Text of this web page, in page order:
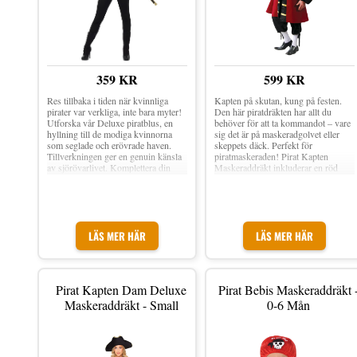
359 KR
LÄS MER HÄR
Res tillbaka i tiden när kvinnliga
pirater var verkliga, inte bara myter!
Utforska vår Deluxe piratblus, en
hyllning till de modiga kvinnorna
som seglade och erövrade haven.
Tillverkningen ger en genuin känsla
av sjörövarlivet. Komplettera din
dig i en tid av mod och äventyr.
Beställ redan nu och lev ut historien
på festen!
599 KR
LÄS MER HÄR
Kapten på skutan, kung på festen.
Den här piratdräkten har allt du
behöver för att ta kommandot – vare
sig det är på maskeradgolvet eller
skeppets däck. Perfekt för
piratmaskeraden! Pirat Kapten
Maskeraddräkt inkluderar en röd
krok för en komplett piratoutfit.
Material: Polyester Finns i storlek:
Small, Medium, X-Large & XX-
Pirat Kapten Dam Deluxe
Maskeraddräkt - Small
Pirat Bebis Maskeraddräkt
0-6 Mån